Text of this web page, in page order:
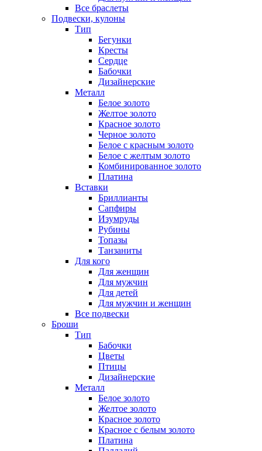
Все браслеты
Подвески, кулоны
Тип
Бегунки
Кресты
Сердце
Бабочки
Дизайнерские
Металл
Белое золото
Желтое золото
Красное золото
Черное золото
Белое с красным золото
Белое с желтым золото
Комбинированное золото
Платина
Вставки
Бриллианты
Сапфиры
Изумруды
Рубины
Топазы
Танзаниты
Для кого
Для женщин
Для мужчин
Для детей
Для мужчин и женщин
Все подвески
Броши
Тип
Бабочки
Цветы
Птицы
Дизайнерские
Металл
Белое золото
Желтое золото
Красное золото
Красное с белым золото
Платина